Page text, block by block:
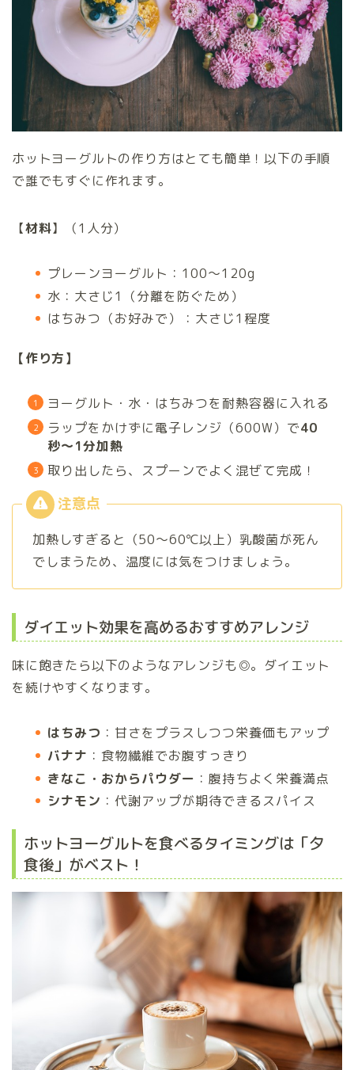
ホットヨーグルトの作り方はとても簡単！以下の手順
で誰でもすぐに作れます。
【材料】（1人分）
プレーンヨーグルト：100～120g
水：大さじ1（分離を防ぐため）
はちみつ（お好みで）：大さじ1程度
【作り方】
ヨーグルト・水・はちみつを耐熱容器に入れる
ラップをかけずに電子レンジ（600W）で40
秒〜1分加熱
取り出したら、スプーンでよく混ぜて完成！
加熱しすぎると（50～60℃以上）乳酸菌が死ん
でしまうため、温度には気をつけましょう。
ダイエット効果を高めるおすすめアレンジ
味に飽きたら以下のようなアレンジも◎。ダイエット
を続けやすくなります。
はちみつ ：甘さをプラスしつつ栄養価もアップ
バナナ ：食物繊維でお腹すっきり
きなこ・おからパウダー ：腹持ちよく栄養満点
シナモン ：代謝アップが期待できるスパイス
ホットヨーグルトを食べるタイミングは「夕
食後」がベスト！